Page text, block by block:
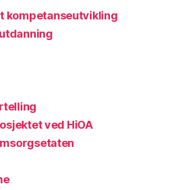
kompetanseutvikling
ved HiOA